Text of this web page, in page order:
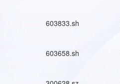
603833.sh
603658.sh